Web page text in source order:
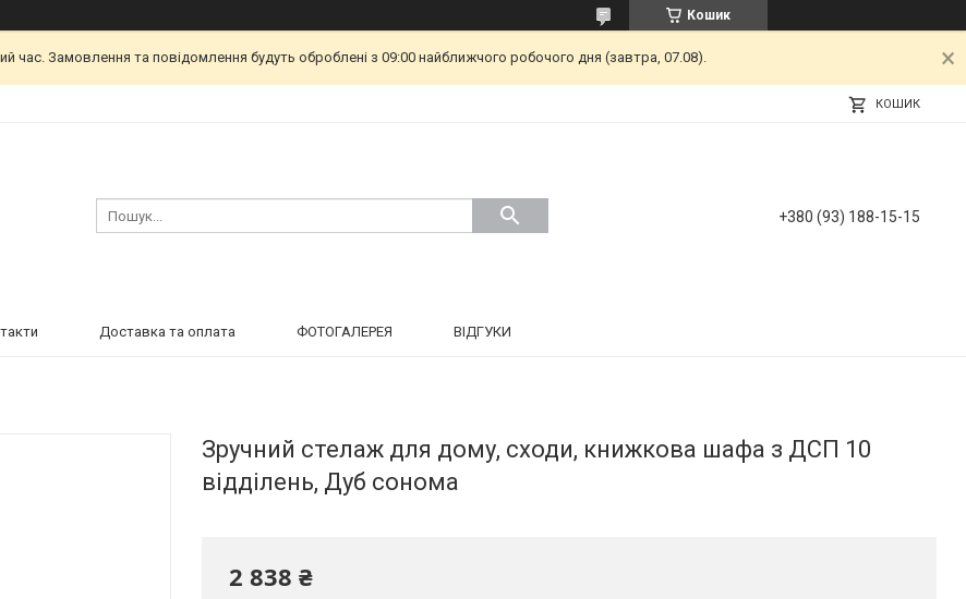
Кошик
час. Замовлення та повідомлення будуть оброблені з 09:00 найближчого робочого дня (завтра, 07.08).
КОШИК
+380 (93) 188-15-15
Доставка та оплата ФОТОГАЛЕРЕЯ ВІДГУКИ
Зручний стелаж для дому, сходи, книжкова шафа з ДСП 10
відділень, Дуб сонома
2 838 ₴